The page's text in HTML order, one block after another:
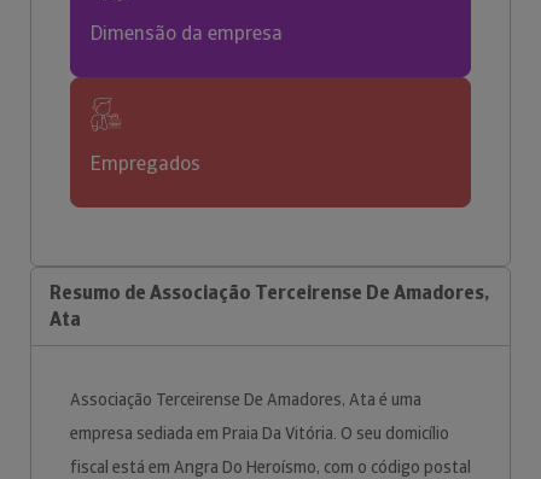
Dimensão da empresa
Empregados
Resumo de Associação Terceirense De Amadores,
Ata
Associação Terceirense De Amadores, Ata é uma
empresa sediada em Praia Da Vitória. O seu domicílio
fiscal está em Angra Do Heroísmo, com o código postal